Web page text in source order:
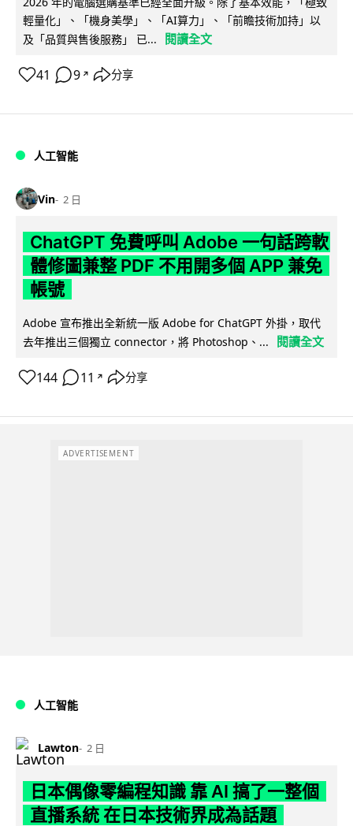
輕量化」、「機身美學」、「AI算力」、「前瞻技術加持」以
及「品質與售後服務」 已...
閱讀全文
41 9 ↗ 分享
人工智能
Vin 2 日
ChatGPT 免費呼叫 Adobe 一句話跨軟
體修圖兼整 PDF 不用開多個 APP 兼免
帳號
Adobe 宣布推出全新統一版 Adobe for ChatGPT 外掛，取代
去年推出三個獨立 connector，將 Photoshop、...
閱讀全文
144 11 ↗ 分享
ADVERTISEMENT
人工智能
Lawton 2 日
日本偶像零編程知識 靠 AI 搞了一整個
直播系統 在日本技術界成為話題